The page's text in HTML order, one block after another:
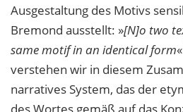
Ausgestaltung des Motivs
Bremond ausstellt: »[N]o two
same motif in an identicalform
verstehen wir in diesem
narratives System, das der